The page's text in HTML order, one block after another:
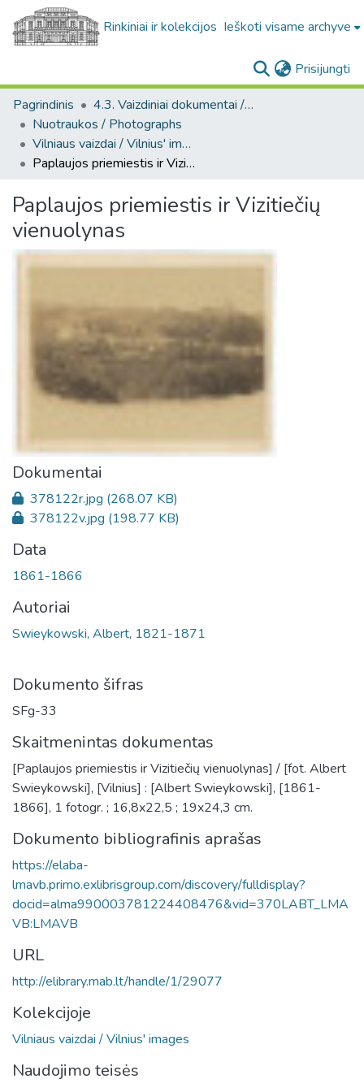
Rinkiniai ir kolekcijos Ieškoti visame archyve
Prisijungti
Pagrindinis
4.3. Vaizdiniai dokumentai / Visual documents
Nuotraukos / Photographs
Vilniaus vaizdai / Vilnius' images
Paplaujos priemiestis ir Vizitiečių vienuolynas
Paplaujos priemiestis ir Vizitiečių
vienuolynas
Dokumentai
378122r.jpg (268.07 KB)
378122v.jpg (198.77 KB)
Data
1861-1866
Autoriai
Swieykowski, Albert, 1821-1871
Dokumento šifras
SFg-33
Skaitmenintas dokumentas
[Paplaujos priemiestis ir Vizitiečių vienuolynas] / [fot. Albert
Swieykowski], [Vilnius] : [Albert Swieykowski], [1861-
1866], 1 fotogr. ; 16,8x22,5 ; 19x24,3 cm.
Dokumento bibliografinis aprašas
https://elaba-
lmavb.primo.exlibrisgroup.com/discovery/fulldisplay?
docid=alma990003781224408476&vid=370LABT_LMA
VB:LMAVB
URL
http://elibrary.mab.lt/handle/1/29077
Kolekcijoje
Vilniaus vaizdai / Vilnius' images
Naudojimo teisės